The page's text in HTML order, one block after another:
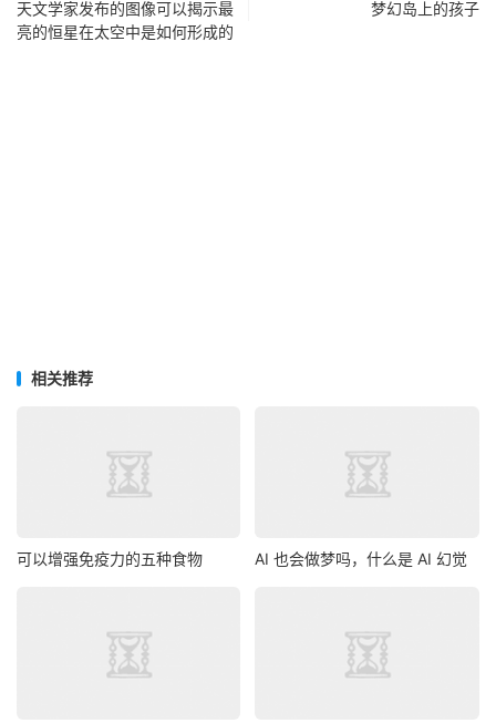
天文学家发布的图像可以揭示最
亮的恒星在太空中是如何形成的
梦幻岛上的孩子
相关推荐
可以增强免疫力的五种食物 AI 也会做梦吗，什么是 AI 幻觉